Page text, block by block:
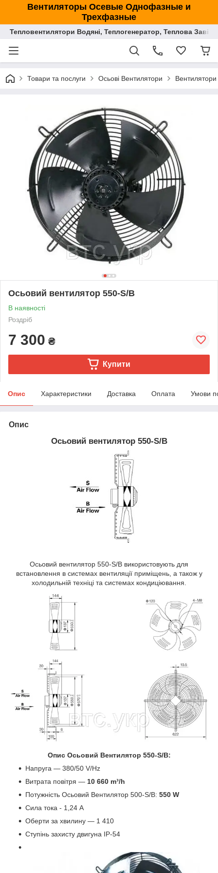
Вентиляторы Осевые Однофазные и
Трехфазные
Тепловентилятори Водяні, Теплогенератор, Теплова
Товари та послуги Осьові Вентилятори Вентилятори
Осьовий вентилятор 550-S/B
В наявності
Роздріб
7 300 ₴
Купити
Опис Характеристики Доставка Оплата Умови
Опис
Осьовий вентилятор 550-S/B
Осьовий вентилятор 550-S/B використовують для
встановлення в системах вентиляції приміщень, а також у
холодильній техніці та системах кондиціювання.
Опис Осьовий Вентилятор 550-S/B:
Напруга — 380/50 V/Hz
Витрата повітря — 10 660 m³/h
Потужність Осьовий Вентилятор 500-S/B: 550 W
Сила тока - 1,24 А
Оберти за хвилину — 1 410
Ступінь захисту двигуна IP-54